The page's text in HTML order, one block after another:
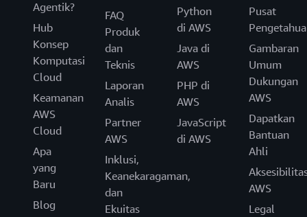
Agentik?
Hub
Konsep
Komputasi
Cloud
Keamanan
AWS
Cloud
Apa
yang
Baru
Blog
FAQ
Produk
dan
Teknis
Laporan
Analis
Partner
AWS
Inklusi,
Keanekaragaman,
dan
Ekuitas
Python
di AWS
Java di
AWS
PHP di
AWS
JavaScript
di AWS
Pusat
Gambaran
Umum
Dukungan
AWS
Dapatkan
Bantuan
Ahli
AWS
Legal